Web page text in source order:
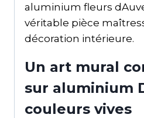
aluminium fleurs
véritable pièce
décoration intérieure.
Un art mural
sur aluminium
couleurs vives